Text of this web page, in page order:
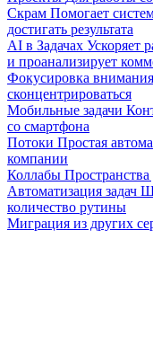
Скрам Помогает
достигать результата
AI в Задачах Ускоряет
и проанализирует
Фокусировка внимания
сконцентрироваться
Мобильные задачи
со смартфона
Потоки Простая
компании
Коллабы
Автоматизация задач
количество рутины
Миграция из других